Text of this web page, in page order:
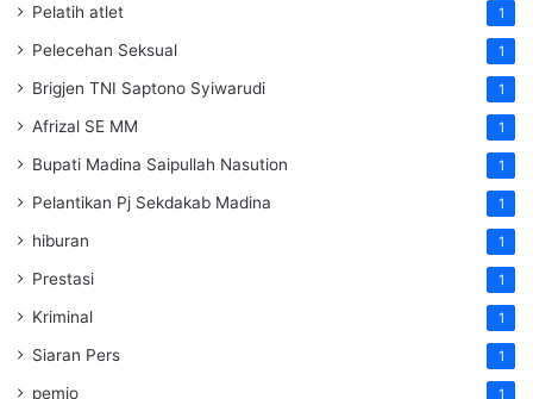
Pelatih atlet 1
Pelecehan Seksual 1
Brigjen TNI Saptono Syiwarudi 1
Afrizal SE MM 1
Bupati Madina Saipullah Nasution 1
Pelantikan Pj Sekdakab Madina 1
hiburan 1
Prestasi 1
Kriminal 1
Siaran Pers 1
pemjo 1